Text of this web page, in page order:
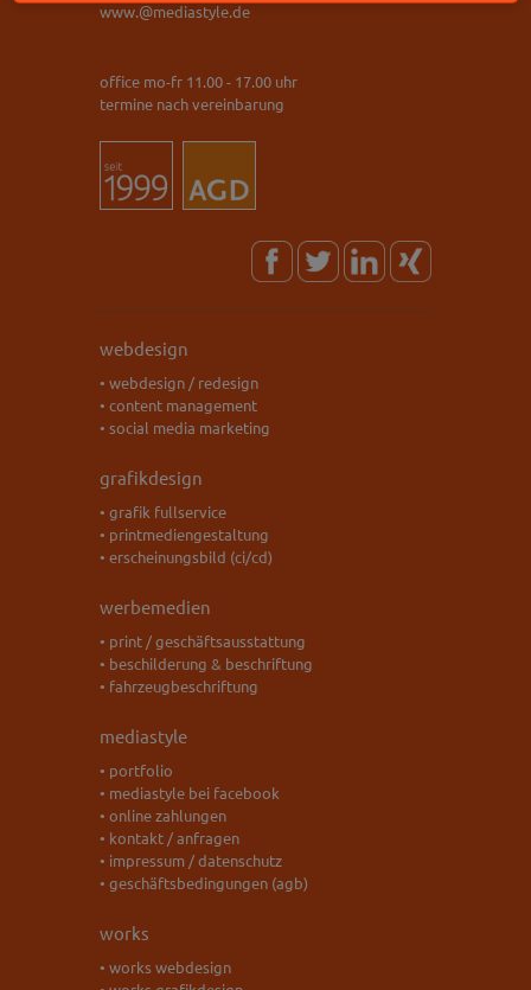
www.@mediastyle.de
office mo-fr 11.00 - 17.00 uhr
termine nach vereinbarung
webdesign
• webdesign / redesign
• content management
• social media marketing
grafikdesign
• grafik fullservice
• printmediengestaltung
• erscheinungsbild (ci/cd)
werbemedien
• print / geschäftsausstattung
• beschilderung & beschriftung
• fahrzeugbeschriftung
mediastyle
• portfolio
• mediastyle bei facebook
• online zahlungen
• kontakt / anfragen
• impressum / datenschutz
• geschäftsbedingungen (agb)
works
• works webdesign